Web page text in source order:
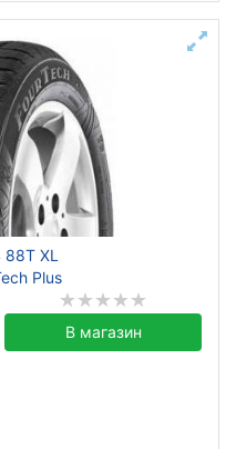
XL
Plus
В магазин